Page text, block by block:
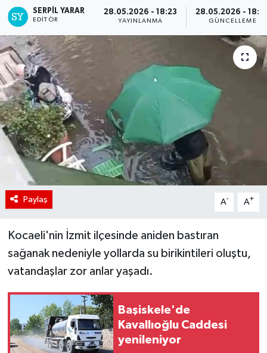
SERPİL YARAR
EDITÖR
28.05.2026 - 18:23
YAYINLANMA
28.05.2026 -
GÜNCELLEME
Paylaş A- A+
Kocaeli'nin İzmit ilçesinde aniden bastıran
sağanak nedeniyle yollarda su birikintileri oluştu,
vatandaşlar zor anlar yaşadı.
Başiskele'de
Kavallıoğlu Caddesi
yenileniyor